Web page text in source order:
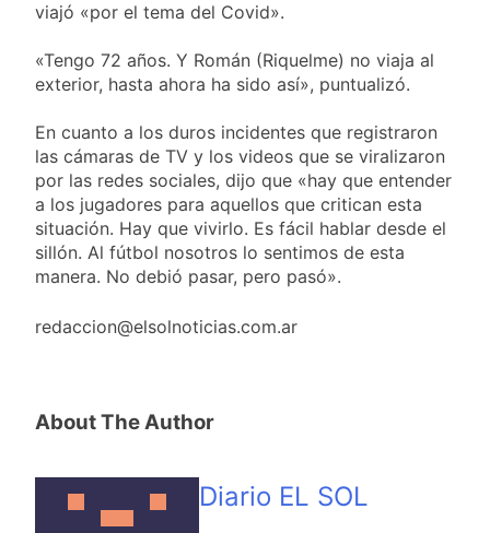
viajó «por el tema del Covid».
«Tengo 72 años. Y Román (Riquelme) no viaja al
exterior, hasta ahora ha sido así», puntualizó.
En cuanto a los duros incidentes que registraron
las cámaras de TV y los videos que se viralizaron
por las redes sociales, dijo que «hay que entender
a los jugadores para aquellos que critican esta
situación. Hay que vivirlo. Es fácil hablar desde el
sillón. Al fútbol nosotros lo sentimos de esta
manera. No debió pasar, pero pasó».
redaccion@elsolnoticias.com.ar
About The Author
Diario EL SOL